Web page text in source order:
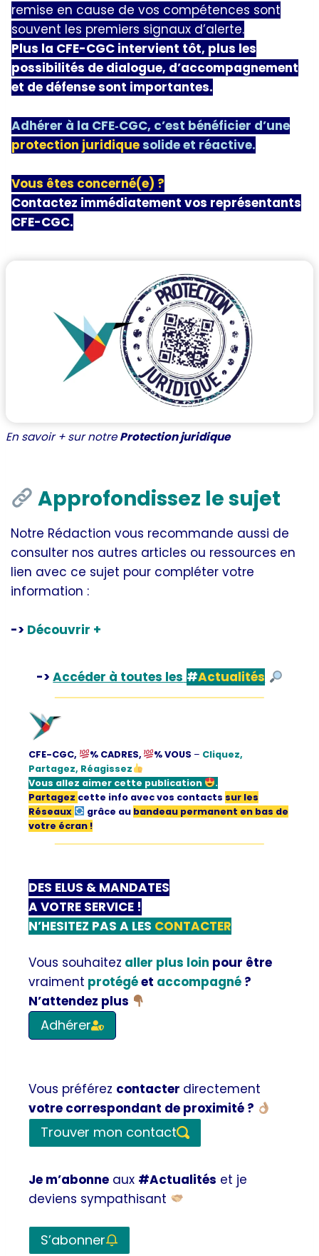
remise en cause de vos compétences sont
souvent les premiers signaux d’alerte.
Plus la CFE-CGC intervient tôt, plus les
possibilités de dialogue, d’accompagnement
et de défense sont importantes.
Adhérer à la CFE‑CGC, c’est bénéficier d’une
protection juridiquesolide et réactive.
Vous êtes concerné(e) ?
Contactez immédiatement vos représentants
CFE-CGC.
En savoir + sur notreProtection juridique
Approfondissez le sujet
Notre Rédaction vous recommande aussi de
consulter nos autres articles ou ressources en
lien avec ce sujet pour compléter votre
information :
-> Découvrir +
->Accéder à toutes les #Actualités
CFE-CGC, % CADRES, % VOUS – Cliquez,
Partagez, Réagissez
Vous allez aimer cette publication
.
Partagez cette info avec vos contacts sur les
Réseaux
grâce au bandeau permanent en bas de
votre écran !
DES ELUS & MANDATES
A VOTRE SERVICE !
N’HESITEZ PAS A LES CONTACTER
Vous souhaitez aller plus loin pour être
vraiment protégéet accompagné ?
N’attendez plus
Adhérer
Vous préférez contacter directement
votre correspondant de proximité ?
Trouver mon contact
Je m’abonne aux #Actualités et je
deviens sympathisant
S’abonner